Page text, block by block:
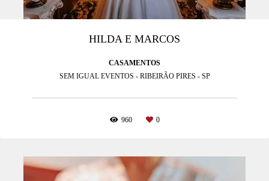
HILDA E MARCOS
CASAMENTOS
SEM IGUAL EVENTOS - RIBEIRÃO PIRES - SP
960 0